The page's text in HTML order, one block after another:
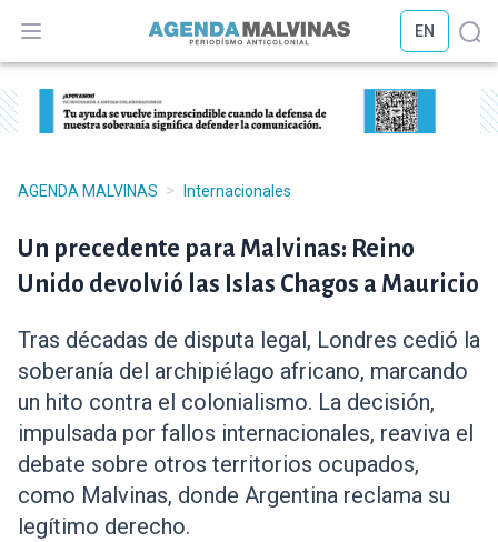
Abrir menú
EN
AGENDA MALVINAS > Internacionales
Un precedente para Malvinas: Reino
Unido devolvió las Islas Chagos a Mauricio
Tras décadas de disputa legal, Londres cedió la
soberanía del archipiélago africano, marcando
un hito contra el colonialismo. La decisión,
impulsada por fallos internacionales, reaviva el
debate sobre otros territorios ocupados,
como Malvinas, donde Argentina reclama su
legítimo derecho.